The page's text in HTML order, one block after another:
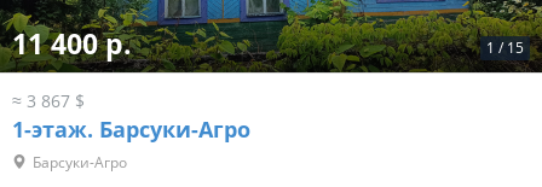
1 / 15
11 400 р.
≈ 3 867 $
1-этаж. Барсуки-Агро
Барсуки-Агро